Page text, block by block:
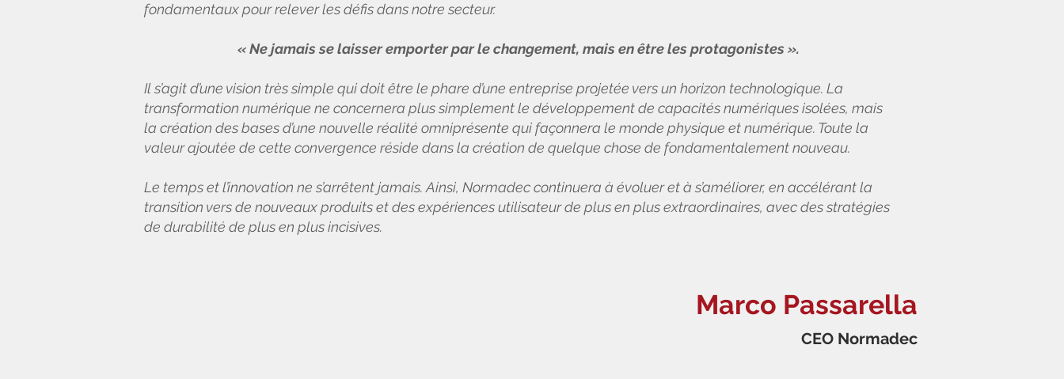
fondamentaux pour relever les défis dans notre secteur.
« Ne jamais se laisser emporter par le changement, mais en être les protagonistes ».
Il s’agit d’une vision très simple qui doit être le phare d’une entreprise projetée vers un horizon technologique. La
transformation numérique ne concernera plus simplement le développement de capacités numériques isolées, mais
la création des bases d’une nouvelle réalité omniprésente qui façonnera le monde physique et numérique. Toute la
valeur ajoutée de cette convergence réside dans la création de quelque chose de fondamentalement nouveau.
Le temps et l’innovation ne s’arrêtent jamais. Ainsi, Normadec continuera à évoluer et à s’améliorer, en accélérant la
transition vers de nouveaux produits et des expériences utilisateur de plus en plus extraordinaires, avec des stratégies
de durabilité de plus en plus incisives.
CEO Normadec
Marco Passarella